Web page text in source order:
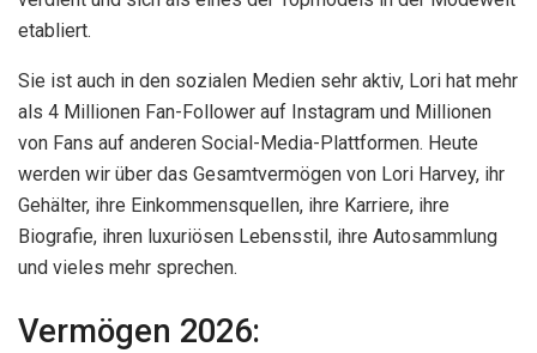
etabliert.
Sie ist auch in den sozialen Medien sehr aktiv, Lori hat mehr
als 4 Millionen Fan-Follower auf Instagram und Millionen
von Fans auf anderen Social-Media-Plattformen. Heute
werden wir über das Gesamtvermögen von Lori Harvey, ihr
Gehälter, ihre Einkommensquellen, ihre Karriere, ihre
Biografie, ihren luxuriösen Lebensstil, ihre Autosammlung
und vieles mehr sprechen.
Vermögen 2026: